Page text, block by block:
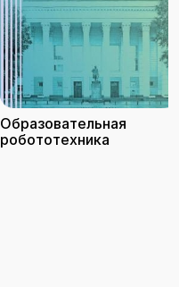
Образовательная
робототехника